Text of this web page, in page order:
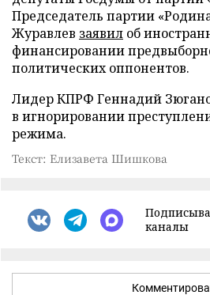
Председатель партии
Журавлев заявил об
финансировании
политических оппонентов.
Лидер КПРФ Геннадий
в игнорировании
режима.
Текст: Елизавета Шишкова
каналы